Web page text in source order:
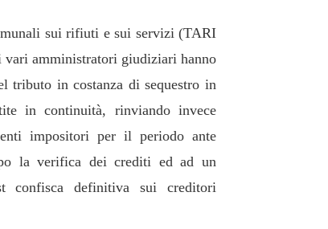
sui rifiuti e sui servizi (TARI
amministratori giudiziari hanno
tributo in costanza di sequestro in
in continuità, rinviando invece
impositori per il periodo ante
la verifica dei crediti ed ad un
confisca definitiva sui creditori